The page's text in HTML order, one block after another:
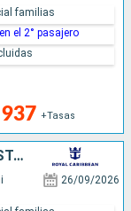
+Tasas
familias
el 2° pasajero
MÉXICO, HONDURAS, BAHAMAS, ESTADOS UNIDOS
26/09/2026